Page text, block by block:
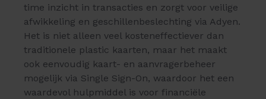
time inzicht in transacties en zorgt voor veilige
afwikkeling en geschillenbeslechting via Adyen.
Het is niet alleen veel kosteneffectiever dan
traditionele plastic kaarten, maar het maakt
ook eenvoudig kaart- en aanvragerbeheer
mogelijk via Single Sign-On, waardoor het een
waardevol hulpmiddel is voor financiële